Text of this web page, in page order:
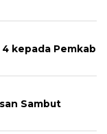
kepada Pemkab
Sambut